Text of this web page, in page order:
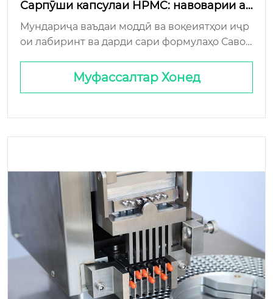
Сарпӯши капсулаи HPMC: навоварии аз
ҷиҳати экологӣ тоза?
Мундариҷа ваъдаи моддӣ ва воқеиятҳои иҷр
ои лабиринт ва дарди сари формулаҳо Савол
ологӣ: Воқеияти тиҷоратӣ...
Муфассалтар Хонед